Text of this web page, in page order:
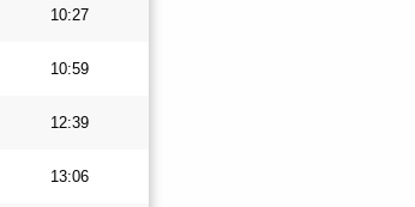
10:27
10:59
12:39
13:06